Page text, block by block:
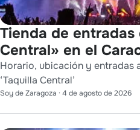
Tienda de entradas
Central» en el
Horario, ubicación y entradas
‘Taquilla Central’
Soy de Zaragoza · 4 de agosto de 2026